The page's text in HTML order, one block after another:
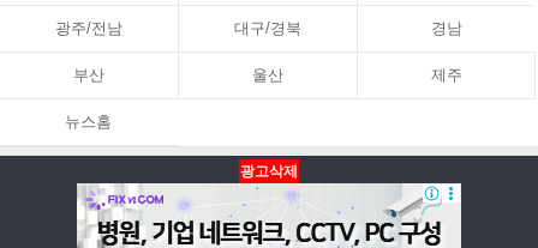
광주/전남 대구/경북 경남
부산 울산 제주
뉴스홈
뉴스홈 PC화면 맨위로
광고삭제